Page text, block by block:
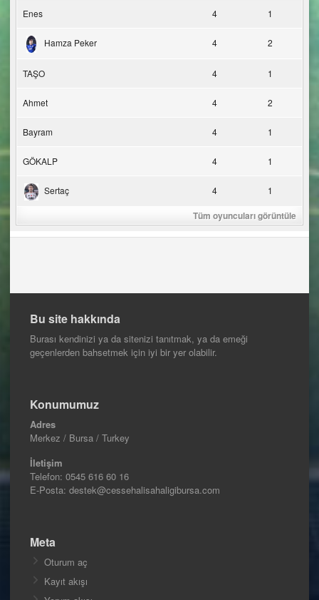
Enes 4 1
Hamza Peker 4 2
TAŞO 4 1
Ahmet 4 2
Bayram 4 1
GÖKALP 4 1
Sertaç 4 1
Tüm oyuncuları görüntüle
Bu site hakkında
Burası kendinizi ya da sitenizi tanıtmak, ya da emeği
geçenlerden bahsetmek için iyi bir yer olabilir.
Konumumuz
Adres
Merkez / Bursa / Turkey
İletişim
Telefon: 0545 616 60 16
E-Posta: destek@cessehalisahaligibursa.com
Meta
Oturum aç
Kayıt akışı